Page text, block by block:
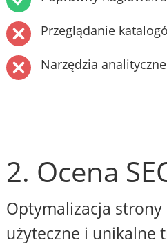
Przeglądanie
Narzędzia analityczne
2. Ocena
Optymalizacja
użyteczne i unikalne